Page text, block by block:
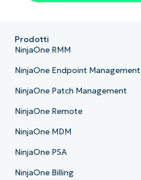
Prodotti
NinjaOne RMM
NinjaOne Endpoint Management
NinjaOne Patch Management
NinjaOne Remote
NinjaOne MDM
NinjaOne PSA
NinjaOne Billing